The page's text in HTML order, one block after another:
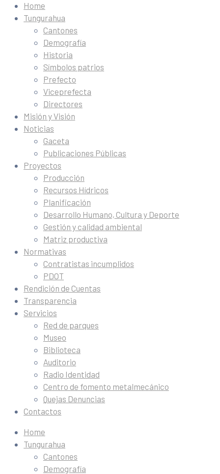
Home
Tungurahua
Cantones
Demografía
Historia
Símbolos patrios
Prefecto
Viceprefecta
Directores
Misión y Visión
Noticias
Gaceta
Publicaciones Públicas
Proyectos
Producción
Recursos Hídricos
Planificación
Desarrollo Humano, Cultura y Deporte
Gestión y calidad ambiental
Matriz productiva
Normativas
Contratistas incumplidos
PDOT
Rendición de Cuentas
Transparencia
Servicios
Red de parques
Museo
Biblioteca
Auditorio
Radio Identidad
Centro de fomento metalmecánico
Quejas Denuncias
Contactos
Home
Tungurahua
Cantones
Demografía